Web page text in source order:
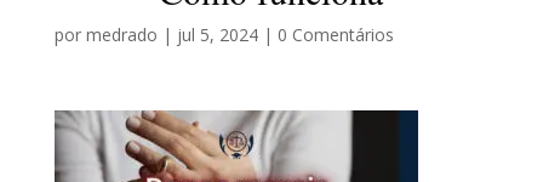
por medrado | jul 5, 2024| 0 Comentários